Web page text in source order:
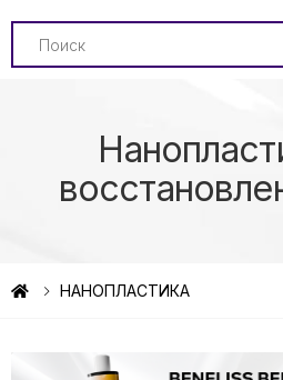
Search
НАНОПЛАСТИКА